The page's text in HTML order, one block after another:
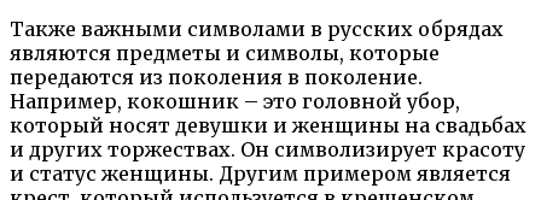
Также важными символами в русских обрядах
являются предметы и символы, которые
передаются из поколения в поколение.
Например, кокошник – это головной убор,
который носят девушки и женщины на свадьбах
и других торжествах. Он символизирует красоту
и статус женщины. Другим примером является